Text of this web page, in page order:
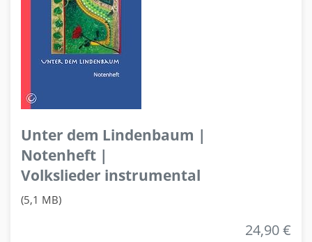
Unter dem Lindenbaum |
Notenheft |
Volkslieder instrumental
(5,1 MB)
24,90 €